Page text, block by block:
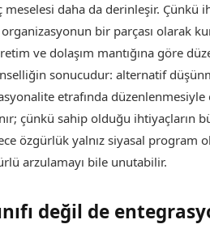
daha da derinleşir. Çünkü
bir parçası olarak
ve dolaşım mantığına göre
sonucudur: alternatif
etrafında
çünkü sahip olduğu ihtiyaçların
özgürlük yalnız siyasal program
arzulamayı bile unutabilir.
değil de